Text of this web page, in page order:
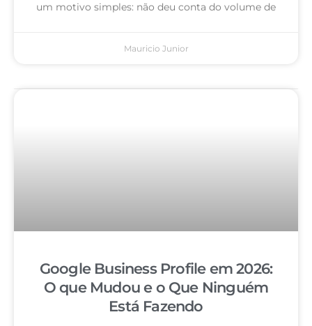
um motivo simples: não deu conta do volume de
Mauricio Junior
Google Business Profile em 2026:
O que Mudou e o Que Ninguém
Está Fazendo